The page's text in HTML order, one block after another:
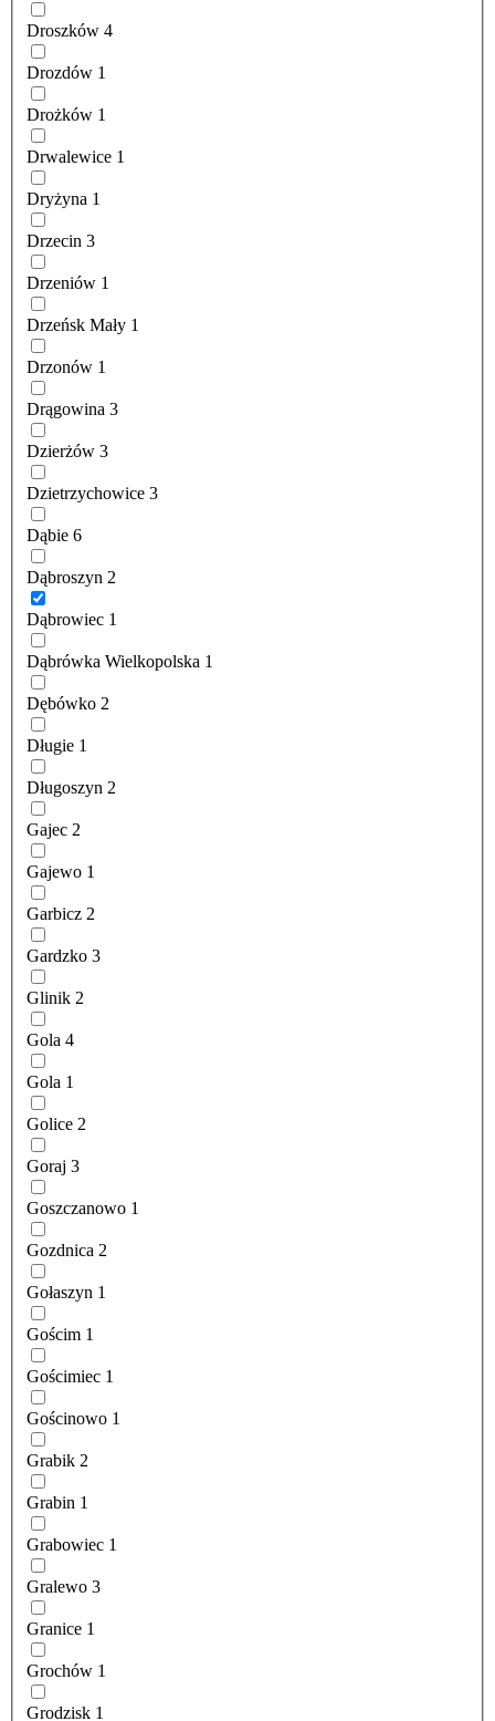
Droszków 4
Drozdów 1
Drożków 1
Drwalewice 1
Dryżyna 1
Drzecin 3
Drzeniów 1
Drzeńsk Mały 1
Drzonów 1
Drągowina 3
Dzierżów 3
Dzietrzychowice 3
Dąbie 6
Dąbroszyn 2
Dąbrowiec 1
Dąbrówka Wielkopolska 1
Dębówko 2
Długie 1
Długoszyn 2
Gajec 2
Gajewo 1
Garbicz 2
Gardzko 3
Glinik 2
Gola 4
Gola 1
Golice 2
Goraj 3
Goszczanowo 1
Gozdnica 2
Gołaszyn 1
Gościm 1
Gościmiec 1
Gościnowo 1
Grabik 2
Grabin 1
Grabowiec 1
Gralewo 3
Granice 1
Grochów 1
Grodzisk 1